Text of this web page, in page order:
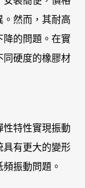
。然而，其耐高
降的問題。在實
同硬度的橡膠材
性特性實現振動
具有更大的變形
振動問題。